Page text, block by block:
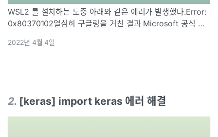
WSL2 를 설치하는 도중 아래와 같은 에러가 발생했다.Error:
0x80370102열심히 구글링을 거친 결과 Microsoft 공식 페
는 항목을 하나씩 확인해보자.제어판 -> 프로그램 -> 프로그
2022년 4월 4일
2. [keras] import keras 에러 해결